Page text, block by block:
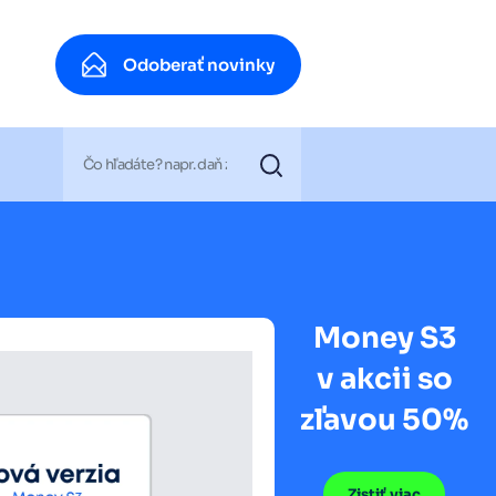
Odoberať novinky
Money S3
v akcii so
zľavou 50%